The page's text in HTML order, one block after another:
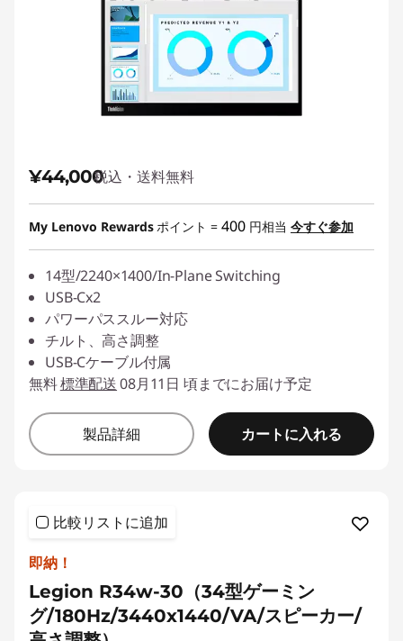
¥44,000税込・送料無料
My Lenovo Rewardsポイント = 400 円相当 今すぐ参加
14型/2240×1400/In-Plane Switching
USB-Cx2
パワーパススルー対応
チルト、高さ調整
USB-Cケーブル付属
無料標準配送08月11日 頃までにお届け予定
製品詳細 カートに入れる
比較リストに追加
即納！
Legion R34w-30（34型ゲーミン
グ/180Hz/3440x1440/VA/スピーカー/